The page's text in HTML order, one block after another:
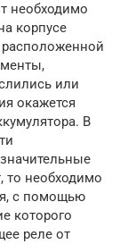
необходимо
корпусе
или
окажется
В
то необходимо
с помощью
которого
реле от